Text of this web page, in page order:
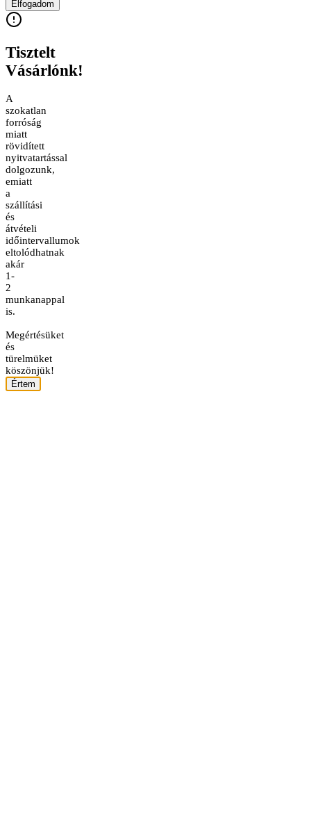
Elfogadom
Tisztelt
Vásárlónk!
A
szokatlan
forróság
miatt
rövidített
nyitvatartással
dolgozunk,
emiatt
a
szállítási
és
átvételi
időintervallumok
eltolódhatnak
akár
1-
2
munkanappal
is.
Megértésüket
és
türelmüket
köszönjük!
Értem